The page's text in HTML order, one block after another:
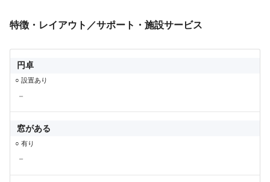
特徴・レイアウト／サポート・施設サービス
円卓
○ 設置あり
－
窓がある
○ 有り
－